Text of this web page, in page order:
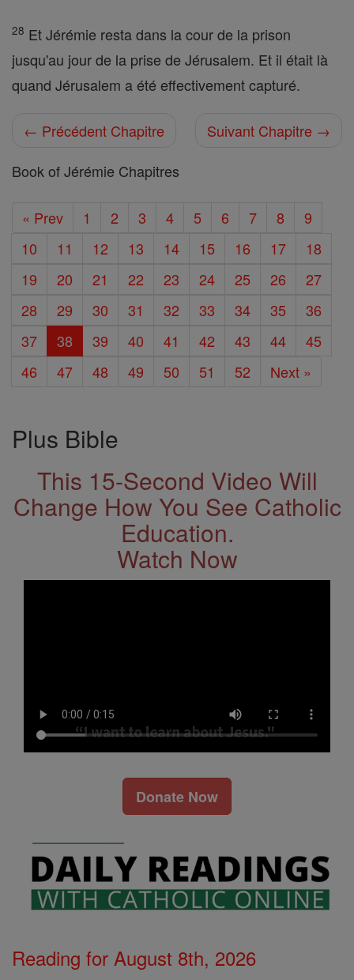
28 Et Jérémie resta dans la cour de la prison
jusqu'au jour de la prise de Jérusalem. Et il était là
quand Jérusalem a été effectivement capturé.
← Précédent Chapitre
Suivant Chapitre →
Book of Jérémie Chapitres
« Prev 1 2 3 4 5 6 7 8
9
10
11 12 13 14 15 16 17
18
19
20 21 22 23 24 25 26
27
28
29 30 31 32 33 34 35
36
37
38 39 40 41 42 43 44
45
46
47 48 49 50 51 52 Next »
Plus Bible
This 15-Second Video Will
Change How You See Catholic
Education.
Watch Now
Donate Now
Reading for August 8th, 2026